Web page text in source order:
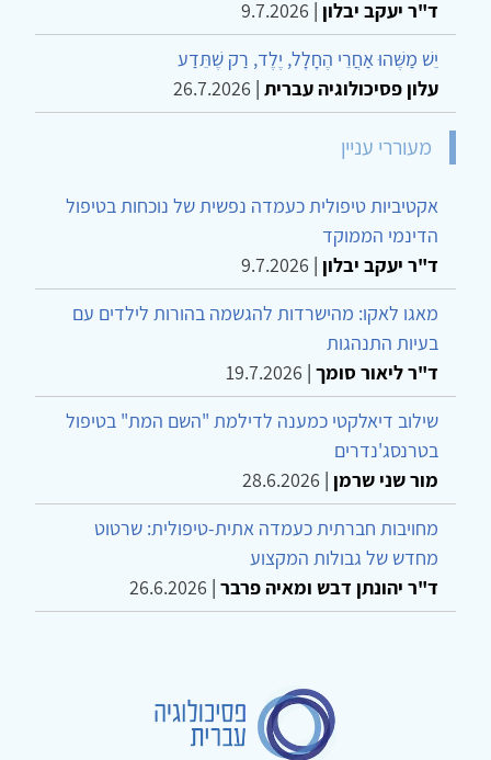
ד"ר יעקב יבלון |
9.7.2026
יֵשׁ מַשֶּׁהוּ אַחֲרֵי הֶחָלָל, יֶלֶד, רַק שֶׁתֵּדַע
עלון פסיכולוגיה עברית |
26.7.2026
מעוררי עניין
אקטיביות טיפולית כעמדה נפשית של נוכחות בטיפול
הדינמי הממוקד
ד"ר יעקב יבלון |
9.7.2026
מאגו לאקו: מהישרדות להגשמה בהורות לילדים עם
בעיות התנהגות
ד"ר ליאור סומך |
19.7.2026
שילוב דיאלקטי כמענה לדילמת "השם המת" בטיפול
בטרנסג'נדרים
מור שני שרמן |
28.6.2026
מחויבות חברתית כעמדה אתית-טיפולית: שרטוט
מחדש של גבולות המקצוע
ד"ר יהונתן דבש ומאיה פרבר |
26.6.2026